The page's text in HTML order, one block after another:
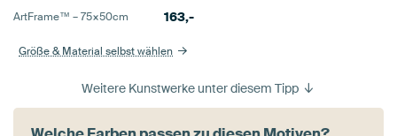
ArtFrame™ –75×50cm 163,-
Größe & Material selbst wählen
Weitere Kunstwerke unter diesem Tipp